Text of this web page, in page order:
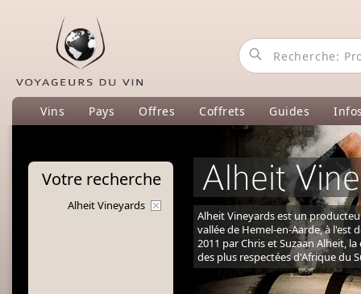
Vins Pays Offres Coffrets Guides
Votre recherche
Alheit Vineyards
Alheit
Alheit Vineyards est un
vallée de Hemel-en-Aarde, à l'est
2011 par Chris et Suzaan Alheit,
des plus respectées d'Afrique du